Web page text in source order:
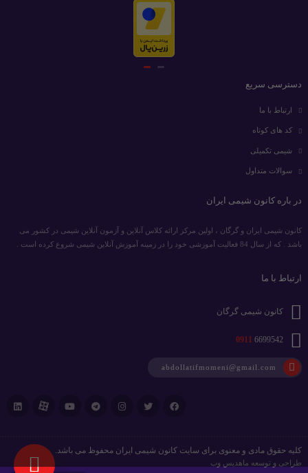
دسترسی سریع
ارتباط با ما
کد های کوتاه
شیمی تکمیلی
سوالات متداول
در باره کانون شیمی ایران
کانون شیمی ایران و گرگان ، اولین مرکز ارائه کلاس آنلاین و آزمون آنلاین شیمی در کشور می
باشد . که از سال 84 فعالیت آموزشی خود را در زمینه آموزش آنلاین شیمی شروع کرده است .
ارتباط با ما
کانون شیمی گرگان
0911 6699542
abdollatifmomeni@gmail.com
کلیه حقوق مادی و معنوی برای سایت کانون شیمی ایران محفوظ می باشد.
طراحی و توسعه ماهدیس وب